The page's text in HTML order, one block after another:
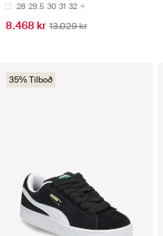
28 29.5 30 31 32
8.468 kr 13.029 kr
35% Tilboð